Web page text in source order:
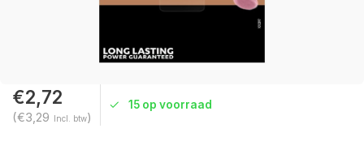
€2,72
(€3,29 Incl. btw)
15 op voorraad